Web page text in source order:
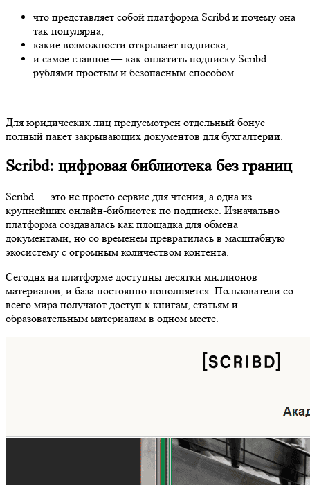
что представляет собой платформа Scribd и почему она
так популярна;
какие возможности открывает подписка;
и самое главное — как оплатить подписку Scribd
рублями простым и безопасным способом.
Для юридических лиц предусмотрен отдельный бонус —
полный пакет закрывающих документов для бухгалтерии.
Scribd: цифровая библиотека без границ
Scribd — это не просто сервис для чтения, а одна из
крупнейших онлайн-библиотек по подписке. Изначально
платформа создавалась как площадка для обмена
документами, но со временем превратилась в масштабную
экосистему с огромным количеством контента.
Сегодня на платформе доступны десятки миллионов
материалов, и база постоянно пополняется. Пользователи со
всего мира получают доступ к книгам, статьям и
образовательным материалам в одном месте.